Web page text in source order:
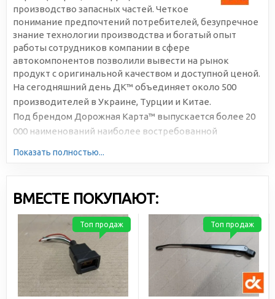
производство запасных частей. Четкое
понимание предпочтений потребителей, безупречное
знание технологии производства и богатый опыт
работы сотрудников компании в сфере
автокомпонентов позволили вывести на рынок
продукт с оригинальной качеством и доступной ценой.
На сегодняшний день ДК™ объединяет около 500
производителей в Украине, Турции и Китае.
Под брендом Дорожная Карта™ выпускается более 20
000 наименований наиболее востребованной
Показать полностью...
ВМЕСТЕ ПОКУПАЮТ:
Топ продаж Топ продаж